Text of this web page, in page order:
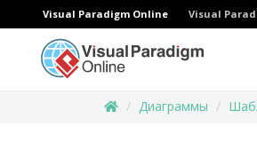
Visual Paradigm Online Visual
Диаграммы